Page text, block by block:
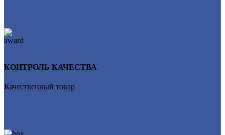
КОНТРОЛЬ КАЧЕСТВА
Качественный товар